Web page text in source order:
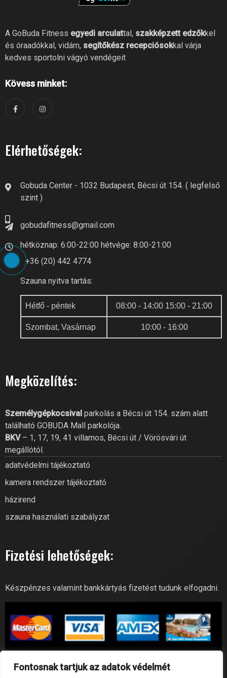
Fontosnak tartjuk az adatok védelmét
A GoBuda Fitness egyedi arculattal, szakképzett edzőkkel
és óraadókkal, vidám, segítőkész recepciósokkal várja
kedves sportolni vágyó vendégeit
Kövess minket:
Elérhetőségek:
Gobuda Center - 1032 Budapest, Bécsi út 154. ( legfelső
szint )
gobudafitness@gmail.com
hétköznap: 6:00-22:00 hétvége: 8:00-21:00
+36 (20) 442 4774
Szauna nyitva tartás:
Hétfő - péntek 08:00 - 14:00 15:00 - 21:00
Szombat, Vasárnap 10:00 - 16:00
Megközelítés:
Személygépkocsival parkolás a Bécsi út 154. szám alatt
található GOBUDA Mall parkolója.
BKV– 1, 17, 19, 41 villamos, Bécsi út / Vörösvári út
megállótól.
adatvédelmi tájékoztató
kamera rendszer tájékoztató
házirend
szauna használati szabályzat
Fizetési lehetőségek:
Készpénzes valamint bankkártyás fizetést tudunk elfogadni.
GOBUDA FITNESS CLUB AI
Online recepció
Szia! Miben segíthetek? Kérdezz
bátran a GoBuda Fitness Club-